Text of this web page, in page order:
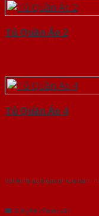
Tủ Quần Áo 2
Tủ Quần Áo 4
Với kinh nghiệm nhiêu năm
Gửi yêu cầu tư vấn